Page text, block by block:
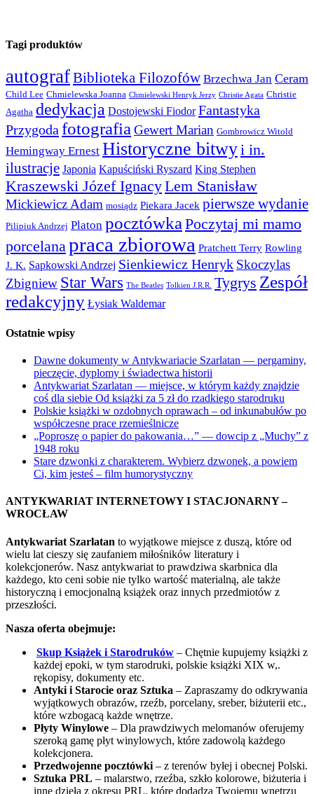
Tagi produktów
autografBiblioteka Filozofów Brzechwa Jan Ceram
Child Lee Chmielewska Joanna Chmielewski Henryk Jerzy Christie Agata Christie
Agatha dedykacja Dostojewski Fiodor Fantastyka
Przygodafotografia Gewert Marian Gombrowicz Witold
Hemingway Ernest Historyczne bitwyi in.
ilustracje Japonia Kapuściński Ryszard King Stephen
Kraszewski Józef IgnacyLem Stanisław
Mickiewicz Adam mosiądz Piekara Jacek pierwsze wydanie
Pilipiuk Andrzej Platon pocztówka Poczytaj mi mamo
porcelanapraca zbiorowa Pratchett Terry Rowling
J. K. Sapkowski Andrzej Sienkiewicz Henryk Skoczylas
Zbigniew Star Wars The Beatles Tolkien J.R.R. Tygrys Zespół
redakcyjny Łysiak Waldemar
Ostatnie wpisy
Dawne dokumenty w Antykwariacie Szarlatan — pergaminy,
pieczęcie, dyplomy i świadectwa historii
Antykwariat Szarlatan — miejsce, w którym każdy znajdzie
coś dla siebie Od książki za 5 zł do rzadkiego starodruku
Polskie książki w ozdobnych oprawach – od inkunabułów po
współczesne prace rzemieślnicze
„Poproszę o papier do pakowania…” — dowcip z „Muchy” z
1948 roku
Stare dzwonki z charakterem. Wybierz dzwonek, a powiem
Ci, kim jesteś – film humorystyczny
ANTYKWARIAT INTERNETOWY I STACJONARNY –
WROCŁAW
Antykwariat Szarlatan to wyjątkowe miejsce z duszą, które od
wielu lat cieszy się zaufaniem miłośników literatury i
kolekcjonerów. Nasz antykwariat to prawdziwa skarbnica dla
każdego, kto ceni sobie nie tylko wartość materialną, ale także
historyczną i emocjonalną książek oraz innych przedmiotów z
przeszłości.
Nasza oferta obejmuje:
Skup Książek i Starodruków – Chętnie kupujemy książki z
każdej epoki, w tym starodruki, polskie książki XIX w,.
rękopisy, dokumenty etc.
Antyki i Starocie oraz Sztuka – Zapraszamy do odkrywania
wyjątkowych obrazów, rzeźb, porcelany, sreber, biżuterii etc.,
które wzbogacą każde wnętrze.
Płyty Winylowe – Dla prawdziwych melomanów oferujemy
szeroką gamę płyt winylowych, które zadowolą każdego
kolekcjonera.
Przedwojenne pocztówki – z terenów byłej i obecnej Polski.
Sztuka PRL – malarstwo, rzeźba, szkło kolorowe, biżuteria i
inne dzieła z okresu PRL, które dodadzą Twojemu wnętrzu